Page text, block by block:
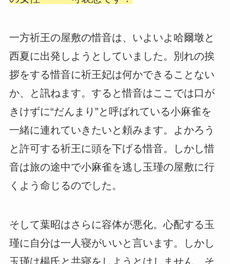
一方祈王の屋敷の惜音は、いよいよ哈爾墩と
西夏に出発しようとしていました。別れの挨
拶をする惜音に祈王妃は何かできることない
か、と訊ねます。すると惜音はここでは口が
きけずに“だんまり”と呼ばれている小麻雀を
一緒に連れていきたいと頼みます。よかろう
と許可する祈王に頭を下げる惜音。しかし惜
音は旅の途中で小麻雀を逃し玉瑾の屋敷に行
くよう命じるのでした。
そして葉昭はさらに容体が悪化。心配する玉
瑾に自分は一人寝がいいと言います。しかし
玉瑾は楊氏と共寝をしようとはしません。そ